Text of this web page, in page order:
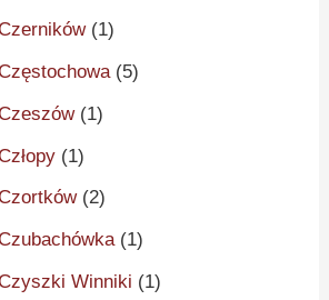
(1)
(5)
(1)
(1)
(2)
(1)
Winniki (1)